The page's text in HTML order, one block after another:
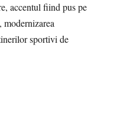
accentul fiind pus pe
modernizarea
sportivi de